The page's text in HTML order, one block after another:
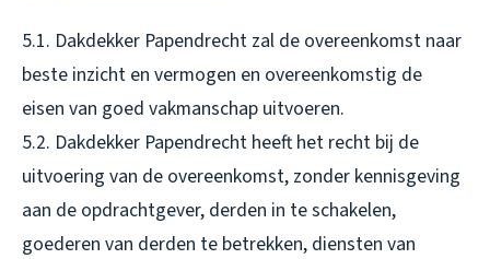
5.1. Dakdekker Papendrecht zal de overeenkomst naar
beste inzicht en vermogen en overeenkomstig de
eisen van goed vakmanschap uitvoeren.
5.2. Dakdekker Papendrecht heeft het recht bij de
uitvoering van de overeenkomst, zonder kennisgeving
aan de opdrachtgever, derden in te schakelen,
goederen van derden te betrekken, diensten van